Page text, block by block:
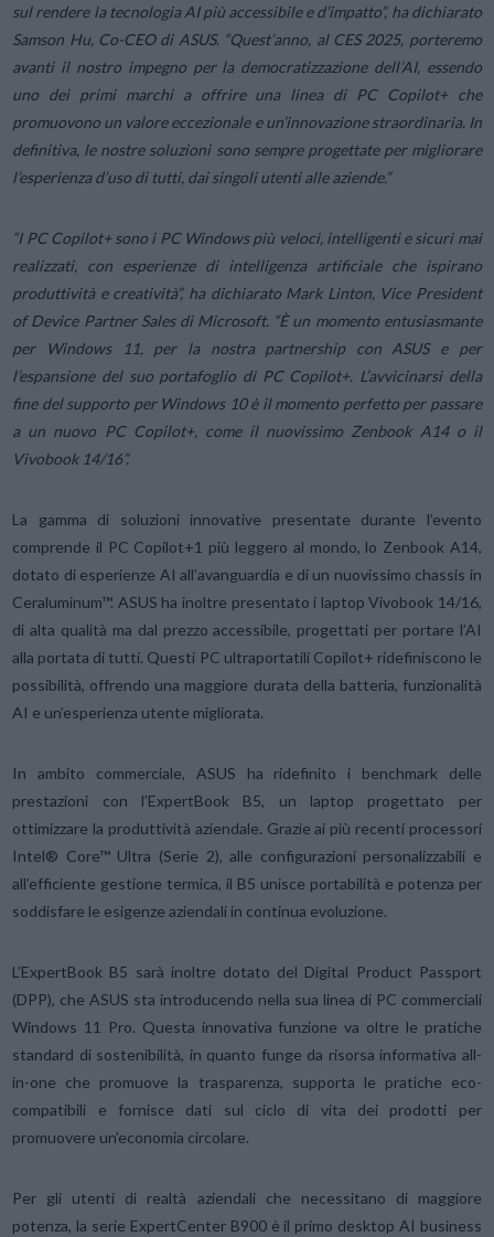
sul rendere la tecnologia AI più accessibile e d’impatto”, ha dichiarato
Samson Hu, Co-CEO di ASUS. “Quest’anno, al CES 2025, porteremo
avanti il nostro impegno per la democratizzazione dell’AI, essendo
uno dei primi marchi a offrire una linea di PC Copilot+ che
promuovono un valore eccezionale e un’innovazione straordinaria. In
definitiva, le nostre soluzioni sono sempre progettate per migliorare
l’esperienza d’uso di tutti, dai singoli utenti alle aziende.”
“I PC Copilot+ sono i PC Windows più veloci, intelligenti e sicuri mai
realizzati, con esperienze di intelligenza artificiale che ispirano
produttività e creatività”, ha dichiarato Mark Linton, Vice President
of Device Partner Sales di Microsoft. “È un momento entusiasmante
per Windows 11, per la nostra partnership con ASUS e per
l’espansione del suo portafoglio di PC Copilot+. L’avvicinarsi della
fine del supporto per Windows 10 è il momento perfetto per passare
a un nuovo PC Copilot+, come il nuovissimo Zenbook A14 o il
Vivobook 14/16”.
La gamma di soluzioni innovative presentate durante l’evento
comprende il PC Copilot+1 più leggero al mondo, lo Zenbook A14,
dotato di esperienze AI all’avanguardia e di un nuovissimo chassis in
Ceraluminum™. ASUS ha inoltre presentato i laptop Vivobook 14/16,
di alta qualità ma dal prezzo accessibile, progettati per portare l’AI
alla portata di tutti. Questi PC ultraportatili Copilot+ ridefiniscono le
possibilità, offrendo una maggiore durata della batteria, funzionalità
AI e un’esperienza utente migliorata.
In ambito commerciale, ASUS ha ridefinito i benchmark delle
prestazioni con l’ExpertBook B5, un laptop progettato per
ottimizzare la produttività aziendale. Grazie ai più recenti processori
Intel® Core™ Ultra (Serie 2), alle configurazioni personalizzabili e
all’efficiente gestione termica, il B5 unisce portabilità e potenza per
soddisfare le esigenze aziendali in continua evoluzione.
L’ExpertBook B5 sarà inoltre dotato del Digital Product Passport
(DPP), che ASUS sta introducendo nella sua linea di PC commerciali
Windows 11 Pro. Questa innovativa funzione va oltre le pratiche
standard di sostenibilità, in quanto funge da risorsa informativa all-
in-one che promuove la trasparenza, supporta le pratiche eco-
compatibili e fornisce dati sul ciclo di vita dei prodotti per
promuovere un’economia circolare.
Per gli utenti di realtà aziendali che necessitano di maggiore
potenza, la serie ExpertCenter B900 è il primo desktop AI business